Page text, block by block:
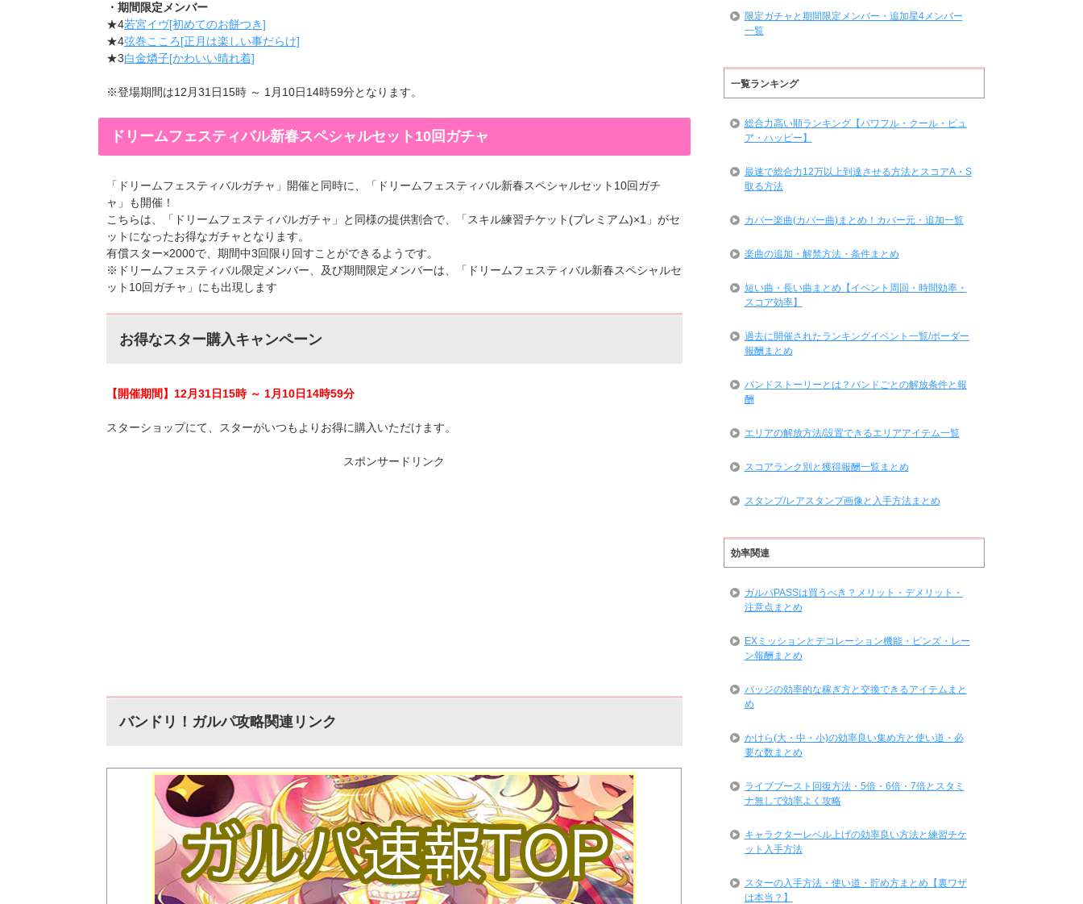
・期間限定メンバー
★4若宮イヴ[初めてのお餅つき]
★4弦巻こころ[正月は楽しい事だらけ]
★3白金燐子[かわいい晴れ着]
※登場期間は12月31日15時 ～ 1月10日14時59分となります。
ドリームフェスティバル新春スペシャルセット10回ガチャ
「ドリームフェスティバルガチャ」開催と同時に、「ドリームフェスティバル新春スペシャルセット10回ガチ
ャ」も開催！
こちらは、「ドリームフェスティバルガチャ」と同様の提供割合で、「スキル練習チケット(プレミアム)×1」がセ
ットになったお得なガチャとなります。
有償スター×2000で、期間中3回限り回すことができるようです。
※ドリームフェスティバル限定メンバー、及び期間限定メンバーは、「ドリームフェスティバル新春スペシャルセ
ット10回ガチャ」にも出現します
お得なスター購入キャンペーン
【開催期間】12月31日15時 ～ 1月10日14時59分
スターショップにて、スターがいつもよりお得に購入いただけます。
スポンサードリンク
バンドリ！ガルパ攻略関連リンク
限定ガチャと期間限定メンバー・追加星4メンバー
一覧
一覧ランキング
総合力高い順ランキング【パワフル・クール・ピュ
ア・ハッピー】
最速で総合力12万以上到達させる方法とスコアA・S
取る方法
カバー楽曲(カバー曲)まとめ！カバー元・追加一覧
楽曲の追加・解禁方法・条件まとめ
短い曲・長い曲まとめ【イベント周回・時間効率・
スコア効率】
過去に開催されたランキングイベント一覧/ボーダー
報酬まとめ
バンドストーリーとは？バンドごとの解放条件と報
酬
エリアの解放方法/設置できるエリアアイテム一覧
スコアランク別と獲得報酬一覧まとめ
スタンプ/レアスタンプ画像と入手方法まとめ
効率関連
ガルパPASSは買うべき？メリット・デメリット・
注意点まとめ
EXミッションとデコレーション機能・ピンズ・レー
ン報酬まとめ
バッジの効率的な稼ぎ方と交換できるアイテムまと
め
かけら(大・中・小)の効率良い集め方と使い道・必
要な数まとめ
ライブブースト回復方法・5倍・6倍・7倍とスタミ
ナ無しで効率よく攻略
キャラクターレベル上げの効率良い方法と練習チケ
ット入手方法
スターの入手方法・使い道・貯め方まとめ【裏ワザ
は本当？】